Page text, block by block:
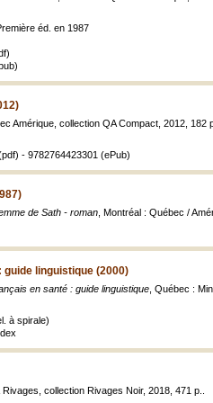
éd. en 1987
Amérique, collection QA Compact, 2012, 182
- 9782764423301 (ePub)
de Sath - roman , Montréal : Québec /
guide linguistique (2000)
en santé : guide linguistique , Québec :
à spirale)
collection Rivages Noir, 2018, 471 p..